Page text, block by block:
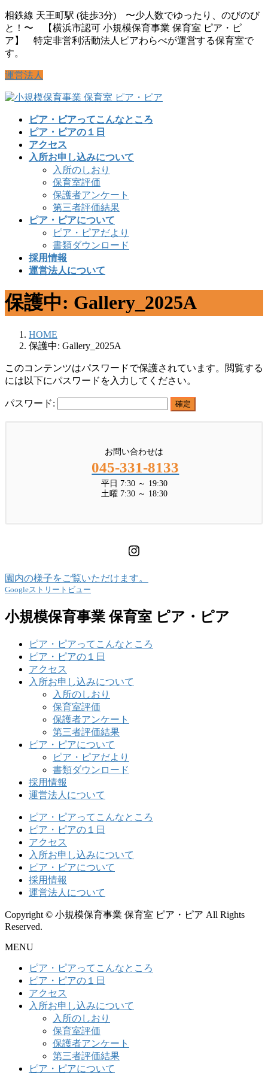
コ
ン
テ
ン
に
移
動
ナ
ビ
ゲ
ー
ョ
ン
に
相鉄線 天王町駅 (徒歩3分) 〜少人数でゆったり、のびのび
と！〜 【横浜市認可 小規模保育事業 保育室 ピア・ピ
ア】 特定非営利活動法人ピアわらべが運営する保育室で
す。
運営法人
ピア・ピアってこんなところ
ピア・ピアの１日
アクセス
入所お申し込みについて
入所のしおり
保育室評価
保護者アンケート
第三者評価結果
ピア・ピアについて
ピア・ピアだより
書類ダウンロード
採用情報
運営法人について
保護中: Gallery_2025A
HOME
保護中: Gallery_2025A
このコンテンツはパスワードで保護されています。閲覧する
には以下にパスワードを入力してください。
パスワード:
お問い合わせは
045-331-8133
平日 7:30 ～ 19:30
土曜 7:30 ～ 18:30
Instagram
園内の様子をご覧いただけます。
Googleストリートビュー
小規模保育事業 保育室 ピア・ピア
ピア・ピアってこんなところ
ピア・ピアの１日
アクセス
入所お申し込みについて
入所のしおり
保育室評価
保護者アンケート
第三者評価結果
ピア・ピアについて
ピア・ピアだより
書類ダウンロード
採用情報
運営法人について
ピア・ピアってこんなところ
ピア・ピアの１日
アクセス
入所お申し込みについて
ピア・ピアについて
採用情報
運営法人について
Copyright © 小規模保育事業 保育室 ピア・ピア All Rights
Reserved.
MENU
ピア・ピアってこんなところ
ピア・ピアの１日
アクセス
入所お申し込みについて
入所のしおり
保育室評価
保護者アンケート
第三者評価結果
ピア・ピアについて